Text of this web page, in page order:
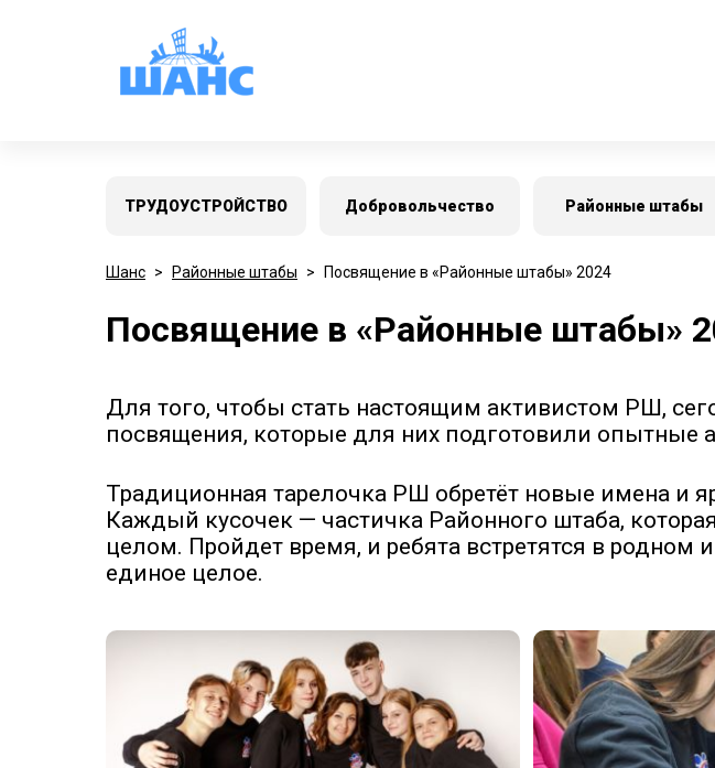
ТРУДОУСТРОЙСТВО Добровольчество Районные штабы
Шанс > Районные штабы > Посвящение в «Районные штабы» 2024
Посвящение в «Районные штабы»
Для того, чтобы стать настоящим активистом РШ,
посвящения, которые для них подготовили опытные
Традиционная тарелочка РШ обретёт новые имена и
Каждый кусочек — частичка Районного штаба,
целом. Пройдет время, и ребята встретятся в родном
единое целое.